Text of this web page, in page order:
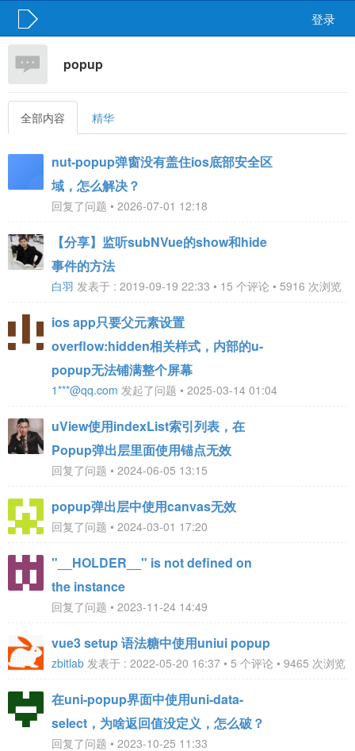
登录
popup
全部内容 精华
nut-popup弹窗没有盖住ios底部安全区
域，怎么解决？
回复了问题 • 2026-07-01 12:18
【分享】监听subNVue的show和hide
事件的方法
白羽 发表于 : 2019-09-19 22:33 • 15 个评论 • 5916 次浏览
ios app只要父元素设置
overflow:hidden相关样式，内部的u-
popup无法铺满整个屏幕
1***@qq.com 发起了问题 • 2025-03-14 01:04
uView使用indexList索引列表，在
Popup弹出层里面使用锚点无效
回复了问题 • 2024-06-05 13:15
popup弹出层中使用canvas无效
回复了问题 • 2024-03-01 17:20
"__HOLDER__" is not defined on
the instance
回复了问题 • 2023-11-24 14:49
vue3 setup 语法糖中使用uniui popup
zbitlab 发表于 : 2022-05-20 16:37 • 5 个评论 • 9465 次浏览
在uni-popup界面中使用uni-data-
select，为啥返回值没定义，怎么破？
回复了问题 • 2023-10-25 11:33